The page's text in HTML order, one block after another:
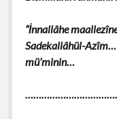
“İnnallâhe
Sadekallâhül-
mü’minin…